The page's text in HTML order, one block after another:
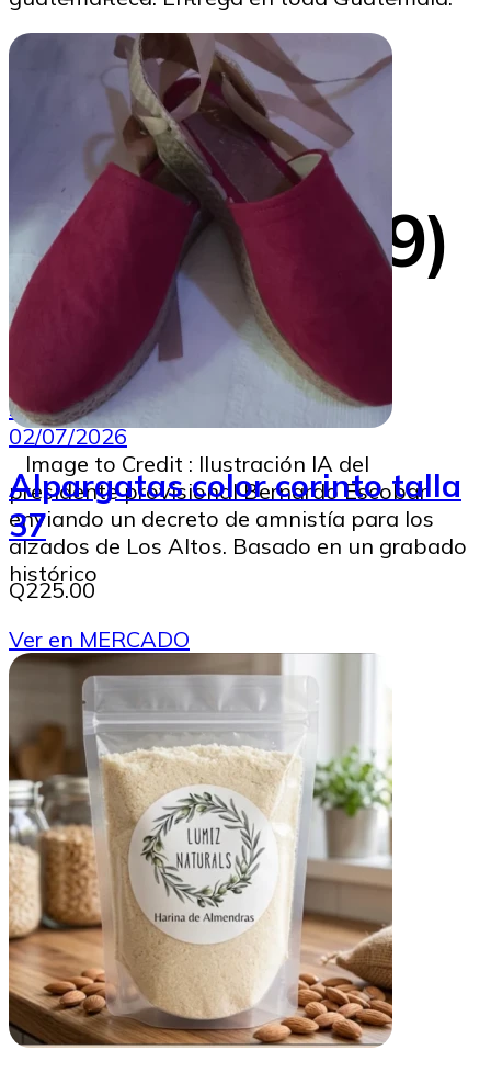
presidente
por 53 días
(1848- 1849)
SoyMigrante.com REVISTA
02/07/2026
Image to Credit : Ilustración IA del
presidente provisional Bernardo Escobar
enviando un decreto de amnistía para los
alzados de Los Altos. Basado en un grabado
histórico
Alpargatas color corinto talla
37
Q225.00
Ver en MERCADO